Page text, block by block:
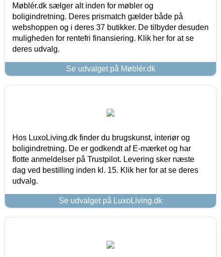
Møblér.dk sælger alt inden for møbler og
boligindretning. Deres prismatch gælder både på
webshoppen og i deres 37 butikker. De tilbyder desuden
muligheden for rentefri finansiering. Klik her for at se
deres udvalg.
Se udvalget på Møblér.dk
Hos LuxoLiving.dk finder du brugskunst, interiør og
boligindretning. De er godkendt af E-mærket og har
flotte anmeldelser på Trustpilot. Levering sker næste
dag ved bestilling inden kl. 15. Klik her for at se deres
udvalg.
Se udvalget på LuxoLiving.dk